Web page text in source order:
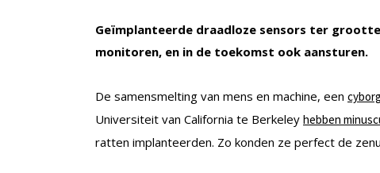
Geïmplanteerde draadloze sensors ter
monitoren, en in de toekomst ook aansturen.
De samensmelting van mens en machine, een cyborg
Universiteit van California te Berkeley hebben
ratten implanteerden. Zo konden ze perfect de